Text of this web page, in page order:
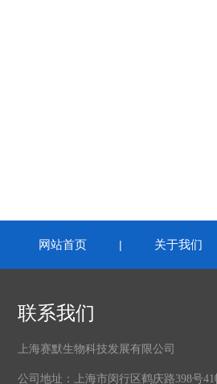
网站首页 | 关于我们
联系我们
上海赛默生物科技发展有限公司
公司地址：上海市闵行区鹤庆路398号